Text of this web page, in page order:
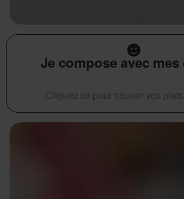
Je compose avec mes
Cliquez ici pour trouver vos plats